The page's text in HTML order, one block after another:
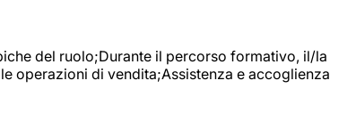
del ruolo;Durante il percorso formativo, il/la
operazioni di vendita;Assistenza e accoglienza